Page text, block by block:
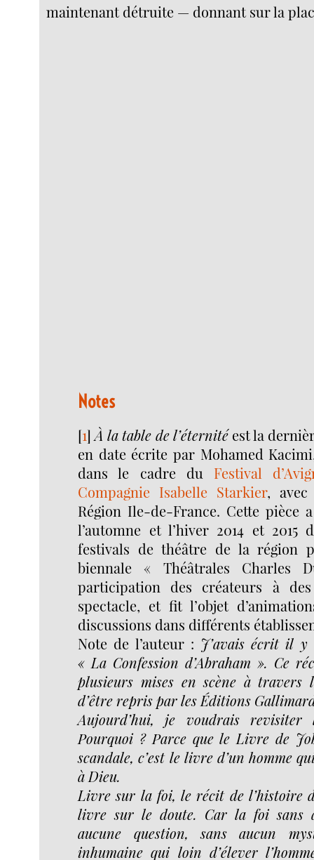
maintenant détruite — donnant sur la
Notes
[1]À la table de l’éternitéest la
en date écrite par Mohamed
dans le cadre du Festival
Compagnie Isabelle Starkier,
Région Ile-de-France. Cette pièce
l’automne et l’hiver 2014 et 2015
festivals de théâtre de la région
biennale « Théâtrales Charles
participation des créateurs à
spectacle, et fit l’objet
discussions dans différents
Note de l’auteur : J’avais écrit il y
« La Confession d’Abraham ». Ce
plusieurs mises en scène à
d’être repris par les Éditions
Aujourd’hui, je voudrais revisiter
Pourquoi ? Parce que le Livre de
scandale, c’est le livre d’un homme
à Dieu.
Livre sur la foi, le récit de l’histoire
livre sur le doute. Car la foi sans
aucune question, sans aucun
inhumaine qui loin d’élever